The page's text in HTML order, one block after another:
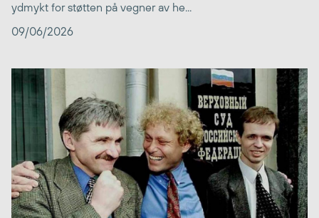
ydmykt for støtten på vegner av he...
09/06/2026